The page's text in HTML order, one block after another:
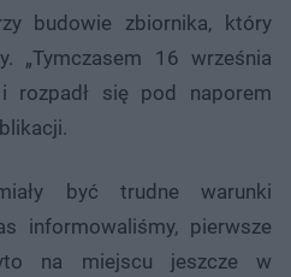
budowie zbiornika, który
„Tymczasem 16 września
rozpadł się pod naporem
być trudne warunki
informowaliśmy, pierwsze
na miejscu jeszcze w